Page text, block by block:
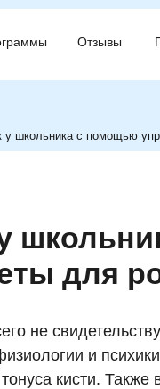
Отзывы
Отзывы
у школьника с помощью
для
не
и
кисти.